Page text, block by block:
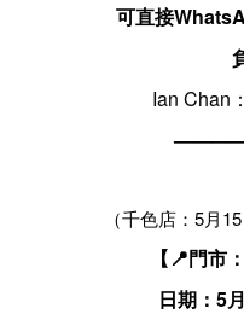
可直接
Ian Chan
（千色店：5月
【📍門市
日期：5